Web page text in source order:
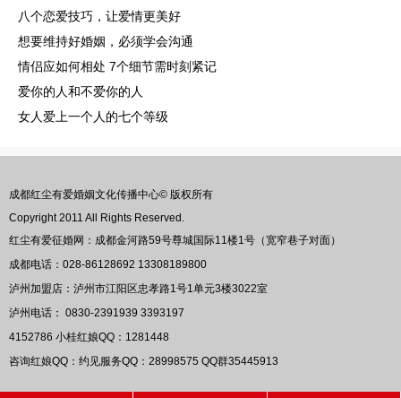
八个恋爱技巧，让爱情更美好
想要维持好婚姻，必须学会沟通
情侣应如何相处 7个细节需时刻紧记
爱你的人和不爱你的人
女人爱上一个人的七个等级
成都红尘有爱婚姻文化传播中心© 版权所有
Copyright 2011 All Rights Reserved.
红尘有爱征婚网：成都金河路59号尊城国际11楼1号（宽窄巷子对面）
成都电话：028-86128692 13308189800
泸州加盟店：泸州市江阳区忠孝路1号1单元3楼3022室
泸州电话： 0830-2391939 3393197
4152786 小桂红娘QQ： 1281448
咨询红娘QQ：约见服务QQ： 28998575 QQ群35445913